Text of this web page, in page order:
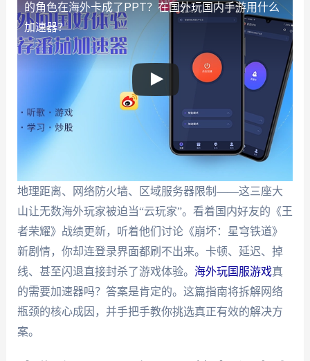
的角色在海外卡成了PPT？在国外玩国内手游用什么
加速器？
地理距离、网络防火墙、区域服务器限制——这三座大
山让无数海外玩家被迫当“云玩家”。看着国内好友的《王
者荣耀》战绩更新，听着他们讨论《崩坏：星穹铁道》
新剧情，你却连登录界面都刷不出来。卡顿、延迟、掉
线、甚至闪退直接封杀了游戏体验。 海外玩国服游戏真
的需要加速器吗？答案是肯定的。这篇指南将拆解网络
瓶颈的核心成因，并手把手教你挑选真正有效的解决方
案。